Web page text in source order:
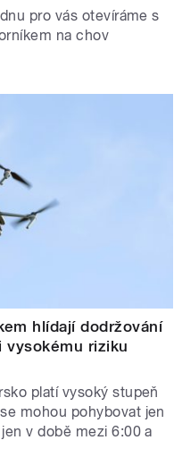
pro vás otevíráme s
na chov
hlídají dodržování
vysokému riziku
platí vysoký stupeň
mohou pohybovat jen
v době mezi 6:00 a